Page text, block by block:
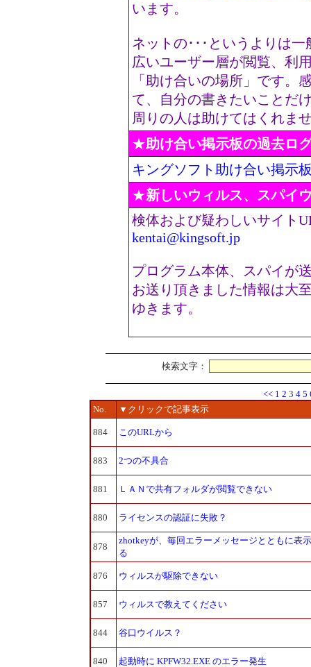
います。
ネットの･･･というよりは
広いユーザー層が閲覧、利
「助け合いの場所」です。
て、自分の書きたいことだ
周りの人は助けてはくれま
★助け合い掲示板の過去ロ
キングソフト助け合い掲示
★新しいウィルス、スパイ
検体および疑わしいサイト
kentai@kingsoft.jp
プログラム本体、スパイが
お送り頂きました情報は大
ゆきます。
検索文字：
<< 1 2 3 4 5
No.
▼クリックで記事表示
884 このURLから
883 2つの不具合
881 ＬＡＮで共有フォルダが閲覧できない
880 ライセンスの認証に失敗？
878
zhotkeyが、毎回エラーメッセージとともに表
る
876 ウィルスが駆除できない
857 ウィルスで教えてください
844 谷口ウイルス？
840 起動時に KPFW32.EXE のエラー発生